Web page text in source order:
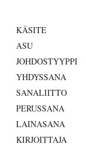
KÄSITE
ASU
JOHDOSTYYPPI
YHDYSSANA
SANALIITTO
PERUSSANA
LAINASANA
KIRJOITTAJA